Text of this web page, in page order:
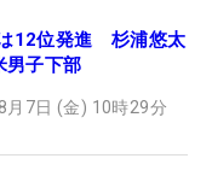
12位発進 杉浦悠太
男子下部
月7日 (金) 10時29分